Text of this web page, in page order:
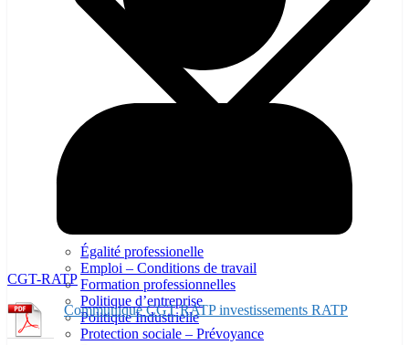
Égalité professionelle
Emploi – Conditions de travail
Formation professionnelles
Politique d’entreprise
Politique Industrielle
Protection sociale – Prévoyance
CGT-RATP
Communiqué CGT RATP investissements RATP